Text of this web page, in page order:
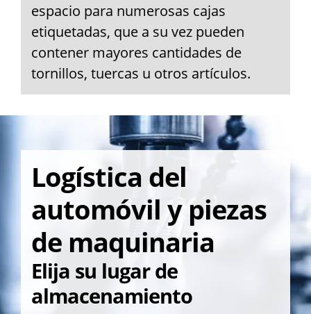
espacio para numerosas cajas
etiquetadas, que a su vez pueden
contener mayores cantidades de
tornillos, tuercas u otros artículos.
Logística del
automóvil y piezas
de maquinaria
Elija su lugar de
almacenamiento